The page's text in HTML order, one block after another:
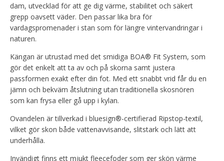
dam, utvecklad för att ge dig värme, stabilitet och säkert
grepp oavsett väder. Den passar lika bra för
vardagspromenader i stan som för längre vintervandringar i
naturen.
Kängan är utrustad med det smidiga BOA® Fit System, som
gör det enkelt att ta av och på skorna samt justera
passformen exakt efter din fot. Med ett snabbt vrid får du en
jämn och bekväm åtslutning utan traditionella skosnören
som kan frysa eller gå upp i kylan.
Ovandelen är tillverkad i bluesign®-certifierad Ripstop-textil,
vilket gör skon både vattenavvisande, slitstark och lätt att
underhålla.
Invändigt finns ett mjukt fleecefoder som ger skön värme